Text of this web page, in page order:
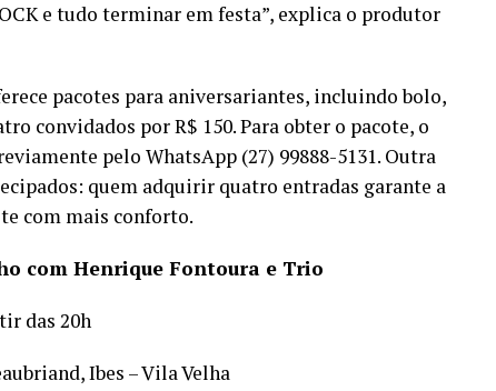
e tudo terminar em festa”, explica o produtor
pacotes para aniversariantes, incluindo bolo,
convidados por R$ 150. Para obter o pacote, o
pelo WhatsApp (27) 99888-5131. Outra
quem adquirir quatro entradas garante a
com mais conforto.
com Henrique Fontoura e Trio
das 20h
Ibes – Vila Velha